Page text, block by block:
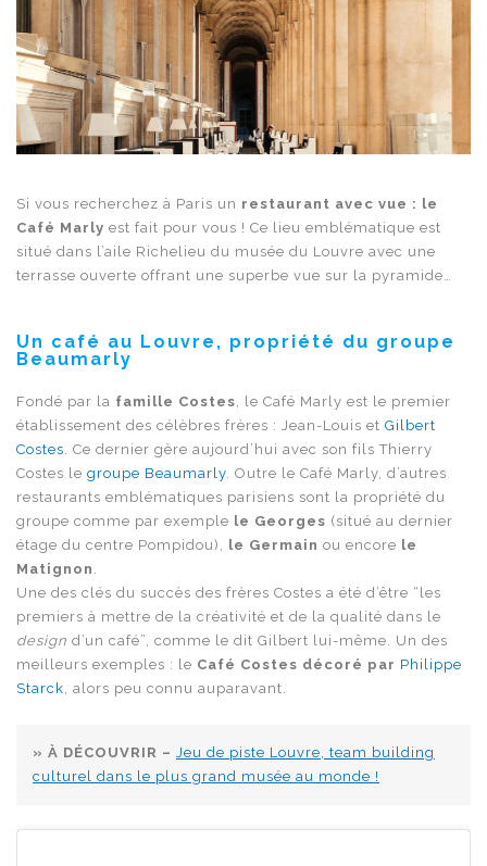
Si vous recherchez à Paris un restaurant avec vue : le
Café Marly est fait pour vous ! Ce lieu emblématique est
situé dans l’aile Richelieu du musée du Louvre avec une
terrasse ouverte offrant une superbe vue sur la pyramide…
Un café au Louvre, propriété du groupe
Beaumarly
Fondé par la famille Costes , le Café Marly est le premier
établissement des célèbres frères : Jean-Louis et Gilbert
Costes . Ce dernier gère aujourd’hui avec son fils Thierry
Costes le groupe Beaumarly . Outre le Café Marly, d’autres
restaurants emblématiques parisiens sont la propriété du
groupe comme par exemple le Georges (situé au dernier
étage du centre Pompidou), le Germain ou encore le
Matignon
Une des clés du succès des frères Costes a été d’être “les
premiers à mettre de la créativité et de la qualité dans le
design d’un café”, comme le dit Gilbert lui-même. Un des
meilleurs exemples : le Café Costes décoré par Philippe
Starck , alors peu connu auparavant.
» À DÉCOUVRIR – Jeu de piste Louvre, team building
culturel dans le plus grand musée au monde !